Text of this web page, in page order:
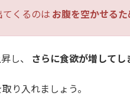
てくるのは お腹を空かせるた
し、 さらに食欲が増してし
取り入れましょう。